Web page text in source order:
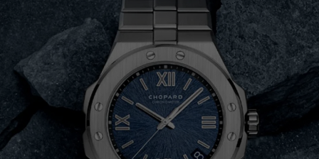
心介绍 联系我们